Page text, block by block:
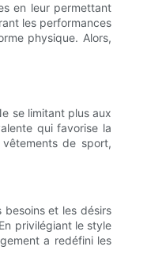
en leur permettant
les performances
physique. Alors,
se limitant plus aux
qui favorise la
de sport,
et les désirs
privilégiant le style
a redéfini les